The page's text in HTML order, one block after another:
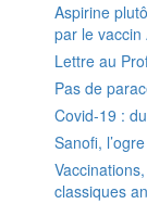
Aspirine
par le vaccin
Lettre au
Pas de
Covid-19 :
Sanofi, l’ogre
classiques